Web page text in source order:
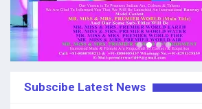
Subscibe Latest News